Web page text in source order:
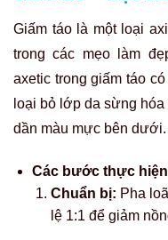
Dùng kem xóa
Trong số các cách
kem tẩy xăm được
và rõ rệt. Tuy nhiên,
Cơ chế hoạt động:
kem này thường